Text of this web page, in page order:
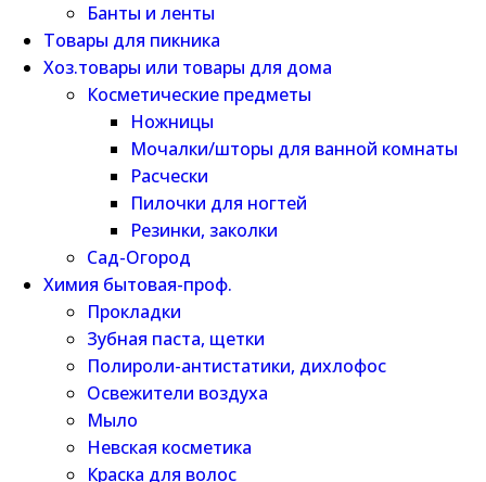
Банты и ленты
Товары для пикника
Хоз.товары или товары для дома
Косметические предметы
Ножницы
Мочалки/шторы для ванной комнаты
Расчески
Пилочки для ногтей
Резинки, заколки
Сад-Огород
Химия бытовая-проф.
Прокладки
Зубная паста, щетки
Полироли-антистатики, дихлофос
Освежители воздуха
Мыло
Невская косметика
Краска для волос